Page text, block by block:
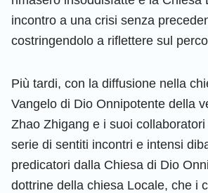
incontro a una crisi senza
costringendolo a riflettere sul
Più tardi, con la diffusione nella
Vangelo di Dio Onnipotente della
Zhao Zhigang e i suoi
serie di sentiti incontri e intensi
predicatori dalla Chiesa di Dio
dottrine della chiesa Locale, che i